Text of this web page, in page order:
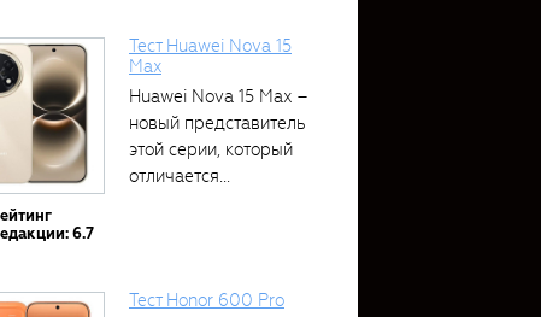
6.7
Тест Huawei Nova 15
Max
Huawei Nova 15 Max –
новый представитель
этой серии, который
отличается...
Тест Honor 600 Pro